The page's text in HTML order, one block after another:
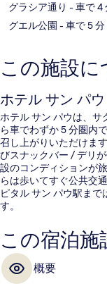
グラシア通り - 車で 4
グエル公園 - 車で 5 分
この施設に
ホテル サン パウ
ホテル サン パウは、サ
ら車でわずか 5 分圏内
召し上がりいただけま
びスナックバー / デリ
設のコンディションが
らは歩いてすぐ公共交
ピタル サン パウ駅まで
す。
この宿泊
概要